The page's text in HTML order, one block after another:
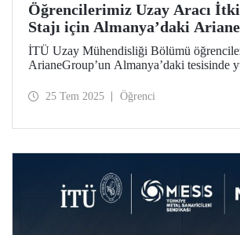
Öğrencilerimiz Uzay Aracı
Stajı için Almanya’daki
Tesisinde
İTÜ Uzay Mühendisliği Bölümü
ArianeGroup’un Almanya’daki tesisinde
25 Tem 2025 Öğrenci